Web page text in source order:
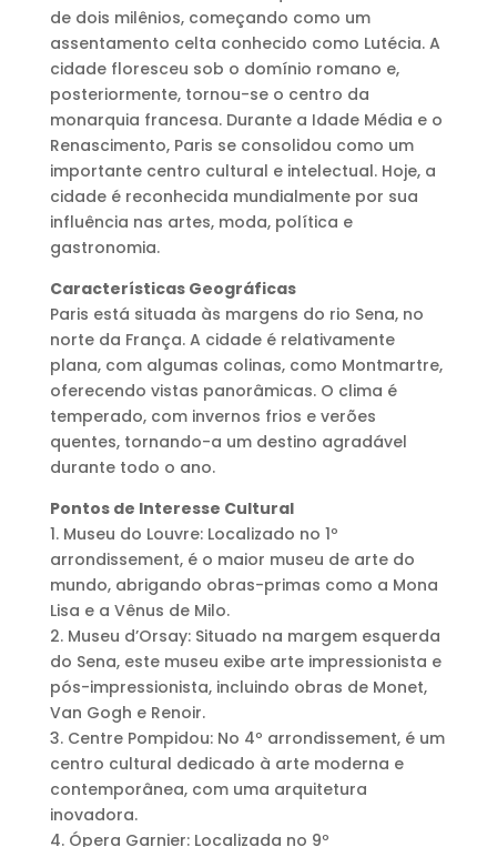
de dois milênios, começando como um
assentamento celta conhecido como Lutécia. A
cidade floresceu sob o domínio romano e,
posteriormente, tornou-se o centro da
monarquia francesa. Durante a Idade Média e o
Renascimento, Paris se consolidou como um
importante centro cultural e intelectual. Hoje, a
cidade é reconhecida mundialmente por sua
influência nas artes, moda, política e
gastronomia.
Características Geográficas
Paris está situada às margens do rio Sena, no
norte da França. A cidade é relativamente
plana, com algumas colinas, como Montmartre,
oferecendo vistas panorâmicas. O clima é
temperado, com invernos frios e verões
quentes, tornando-a um destino agradável
durante todo o ano.
Pontos de Interesse Cultural
1. Museu do Louvre: Localizado no 1º
arrondissement, é o maior museu de arte do
mundo, abrigando obras-primas como a Mona
Lisa e a Vênus de Milo.
2. Museu d’Orsay: Situado na margem esquerda
do Sena, este museu exibe arte impressionista e
pós-impressionista, incluindo obras de Monet,
Van Gogh e Renoir.
3. Centre Pompidou: No 4º arrondissement, é um
centro cultural dedicado à arte moderna e
contemporânea, com uma arquitetura
inovadora.
4. Ópera Garnier: Localizada no 9º